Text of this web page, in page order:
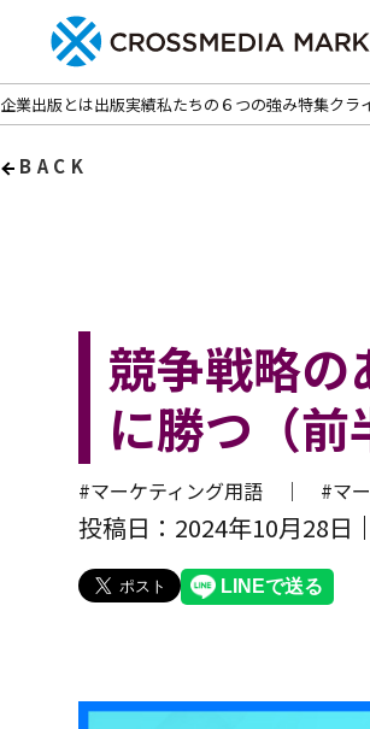
企業出版とは出版実績私たちの６つの強み特集クラ
BACK
競争戦略の
に勝つ（前
#マーケティング用語 ｜ #マ
投稿日：2024年10月28日